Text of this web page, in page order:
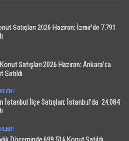
Satışları 2026 Haziran: İzmir’de 7.791
Satışları 2026 Haziran: Ankara’da
Satıldı
İstanbul İlçe Satışları: İstanbul’da 24.084